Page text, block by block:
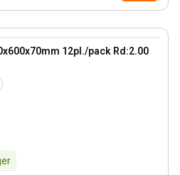
Bestseller
12pl./pack Rd:2.00